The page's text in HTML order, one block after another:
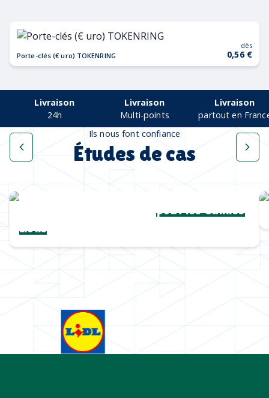
Porte-clés (€ uro) TOKENRING
dès
0,56 €
Livraison
24h
Livraison
Multi-points
Livraison
partout en
Ils nous font confiance
Études de cas
Une collection complètepour les Cannes
Lions